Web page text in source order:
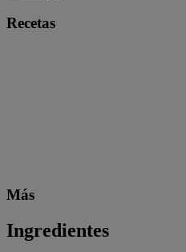
Recetas
Más
Ingredientes